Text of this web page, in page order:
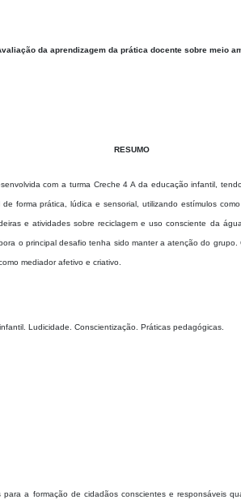
da aprendizagem da prática docente sobre meio
RESUMO
com a turma Creche 4 A da educação infantil,
forma prática, lúdica e sensorial, utilizando estímulos
e atividades sobre reciclagem e uso consciente da
o principal desafio tenha sido manter a atenção do
mediador afetivo e criativo.
Ludicidade. Conscientização. Práticas pedagógicas.
a formação de cidadãos conscientes e responsáveis